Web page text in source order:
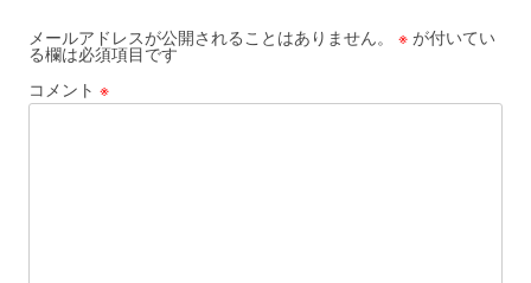
メールアドレスが公開されることはありません。 ※ が付いてい
る欄は必須項目です
コメント ※